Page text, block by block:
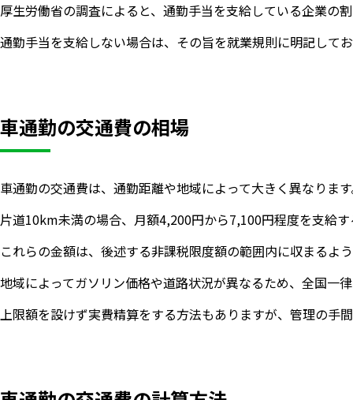
厚生労働省の調査によると、通勤手当を支給している企業の
通勤手当を支給しない場合は、その旨を就業規則に明記して
車通勤の交通費の相場
車通勤の交通費は、通勤距離や地域によって大きく異なりま
片道10km未満の場合、月額4,200円から7,100円程度を支給
これらの金額は、後述する非課税限度額の範囲内に収まるよ
地域によってガソリン価格や道路状況が異なるため、全国一
上限額を設けず実費精算をする方法もありますが、管理の手